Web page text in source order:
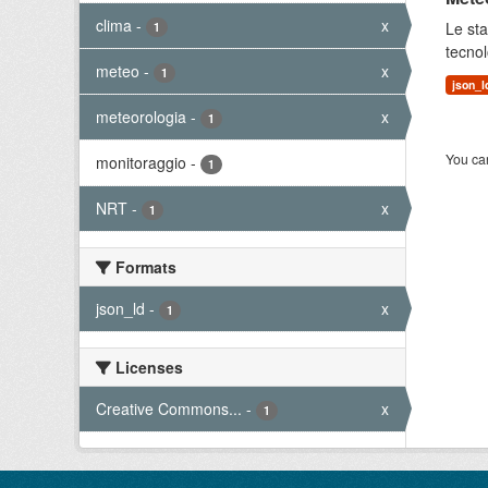
clima - 1 x
meteo - 1 x
meteorologia - 1 x
monitoraggio - 1
NRT - 1 x
Formats
json_ld - 1 x
Licenses
Creative Commons... - 1 x
Le
You